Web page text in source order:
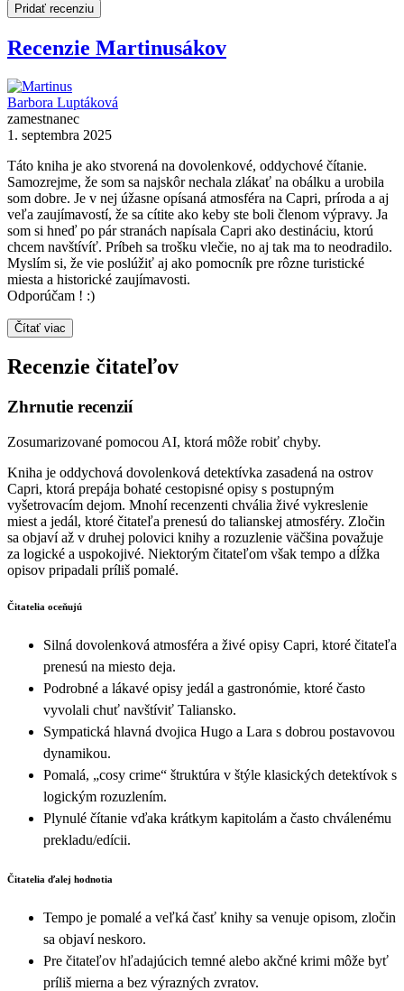
Pridať recenziu
Recenzie Martinusákov
Barbora Luptáková
zamestnanec
1. septembra 2025
Táto kniha je ako stvorená na dovolenkové, oddychové čítanie.
Samozrejme, že som sa najskôr nechala zlákať na obálku a urobila
som dobre. Je v nej úžasne opísaná atmosféra na Capri, príroda a aj
veľa zaujímavostí, že sa cítite ako keby ste boli členom výpravy. Ja
som si hneď po pár stranách napísala Capri ako destináciu, ktorú
chcem navštívíť. Príbeh sa trošku vlečie, no aj tak ma to neodradilo.
Myslím si, že vie poslúžiť aj ako pomocník pre rôzne turistické
miesta a historické zaujímavosti.
Odporúčam ! :)
Čítať viac
Recenzie čitateľov
Zhrnutie recenzií
Zosumarizované pomocou AI, ktorá môže robiť chyby.
Kniha je oddychová dovolenková detektívka zasadená na ostrov
Capri, ktorá prepája bohaté cestopisné opisy s postupným
vyšetrovacím dejom. Mnohí recenzenti chvália živé vykreslenie
miest a jedál, ktoré čitateľa prenesú do talianskej atmosféry. Zločin
sa objaví až v druhej polovici knihy a rozuzlenie väčšina považuje
za logické a uspokojivé. Niektorým čitateľom však tempo a dĺžka
opisov pripadali príliš pomalé.
Čitatelia oceňujú
Silná dovolenková atmosféra a živé opisy Capri, ktoré čitateľa
prenesú na miesto deja.
Podrobné a lákavé opisy jedál a gastronómie, ktoré často
vyvolali chuť navštíviť Taliansko.
Sympatická hlavná dvojica Hugo a Lara s dobrou postavovou
dynamikou.
Pomalá, „cosy crime“ štruktúra v štýle klasických detektívok s
logickým rozuzlením.
Plynulé čítanie vďaka krátkym kapitolám a často chválenému
prekladu/edícii.
Čitatelia ďalej hodnotia
Tempo je pomalé a veľká časť knihy sa venuje opisom, zločin
sa objaví neskoro.
Pre čitateľov hľadajúcich temné alebo akčné krimi môže byť
príliš mierna a bez výrazných zvratov.